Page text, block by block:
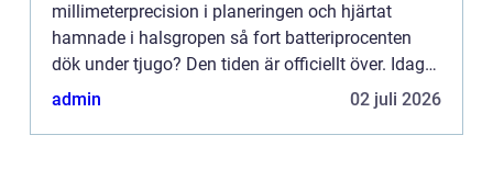
millimeterprecision i planeringen och hjärtat
hamnade i halsgropen så fort batteriprocenten
dök under tjugo? Den tiden är officiellt över. Idag
är r&au...
admin 02 juli 2026